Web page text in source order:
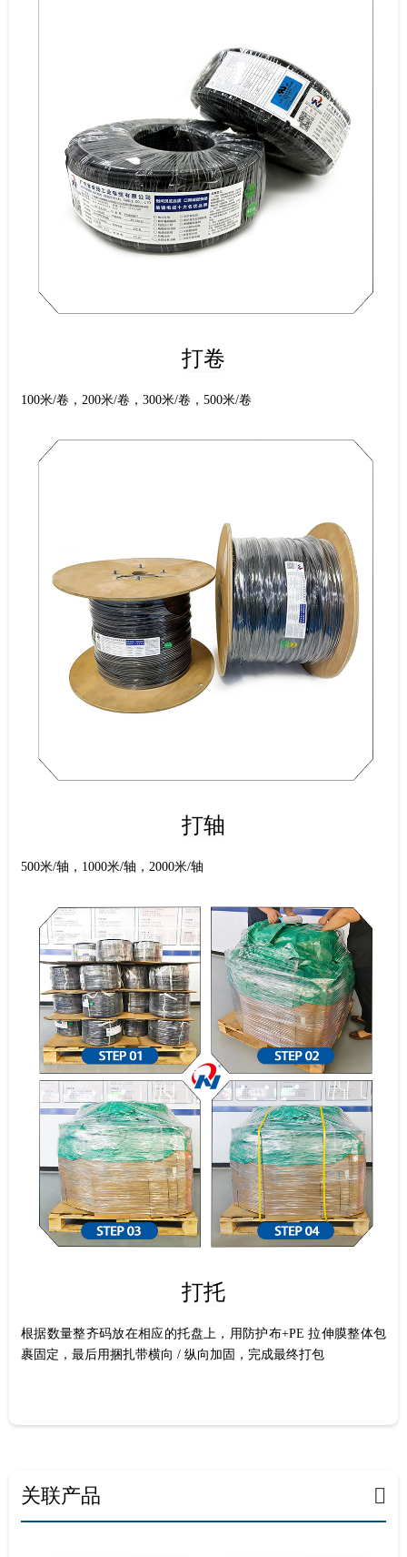
打卷
100米/卷，200米/卷，300米/卷，500米/卷
打轴
500米/轴，1000米/轴，2000米/轴
打托
根据数量整齐码放在相应的托盘上，用防护布+PE 拉伸膜整体包
裹固定，最后用捆扎带横向 / 纵向加固，完成最终打包
关联产品